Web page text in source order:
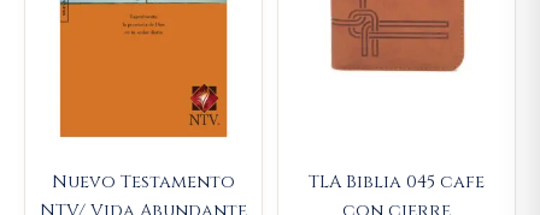
Nuevo Testamento
TLA Biblia 045 cafe